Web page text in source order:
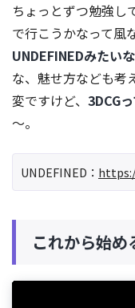
ちょっとずつ勉強し
で行こうかなって風
UNDEFINEDみたい
な、魅せ方なども
変ですけど、 3DCG
～。
UNDEFINED：
これから始め